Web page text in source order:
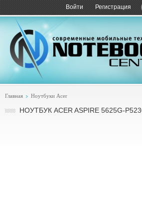
Войти Регистрация
Пример:купить Acer Aspire 5625G-P523G50Mn
Главная Ноутбуки Acer
НОУТБУК ACER ASPIRE 5625G-